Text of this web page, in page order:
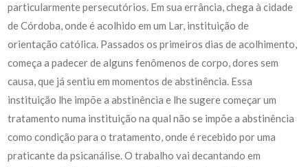
particularmente persecutórios. Em sua errância, chega à cidade
de Córdoba, onde é acolhido em um Lar, instituição de
orientação católica. Passados os primeiros dias de acolhimento,
começa a padecer de alguns fenômenos de corpo, dores sem
causa, que já sentiu em momentos de abstinência. Essa
instituição lhe impõe a abstinência e lhe sugere começar um
tratamento numa instituição na qual não se impõe a abstinência
como condição para o tratamento, onde é recebido por uma
praticante da psicanálise. O trabalho vai decantando em